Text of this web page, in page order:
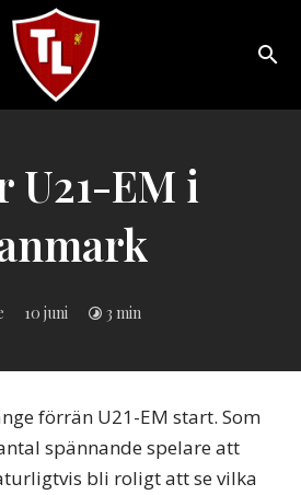
U21-EM i
10 juni 3 min
förrän U21-EM start. Som
spännande spelare att
bli roligt att se vilka